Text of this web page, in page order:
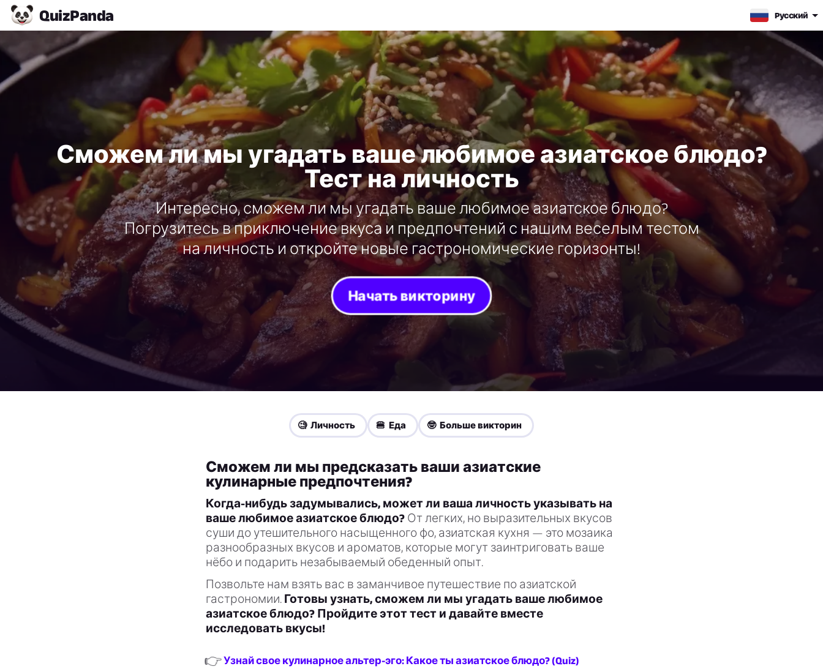
QuizPanda Pусский
Сможем ли мы угадать ваше любимое азиатское блюдо?
Тест на личность
Интересно, сможем ли мы угадать ваше любимое азиатское блюдо?
Погрузитесь в приключение вкуса и предпочтений с нашим веселым тестом
на личность и откройте новые гастрономические горизонты!
Начать викторину
🧐 Личность 🍔 Еда 🤓 Больше викторин
Сможем ли мы предсказать ваши азиатские
кулинарные предпочтения?
Когда-нибудь задумывались, может ли ваша личность указывать на
ваше любимое азиатское блюдо? От легких, но выразительных вкусов
суши до утешительного насыщенного фо, азиатская кухня — это мозаика
разнообразных вкусов и ароматов, которые могут заинтриговать ваше
нёбо и подарить незабываемый обеденный опыт.
Позвольте нам взять вас в заманчивое путешествие по азиатской
гастрономии. Готовы узнать, сможем ли мы угадать ваше любимое
азиатское блюдо? Пройдите этот тест и давайте вместе
исследовать вкусы!
👉Узнай свое кулинарное альтер-эго: Какое ты азиатское блюдо? (Quiz)